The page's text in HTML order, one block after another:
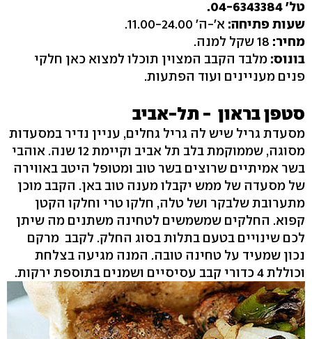
טל' 04-6343384.
שעות פתיחה: א'-ה' 11.00-24.00.
מחיר:
בונוס: מלבד הקבב המצוין תוכלו למצוא כאן חלקי
פנים מעניינים ועוד הפתעות.
סטפן בראון - תל-אביב
מסעדת גריל שיש לה גריל גחלים, עניין נדיר במסעדות
מסוגה, שממוקמת בלב תל אביב וקיימת 12 שנה. אוהבי
בשר אמיתיים שרוצים בשר טוב ומטופל היטב באווירה
של מסעדה של ממש יקבלו מענה טוב באן. הקבב מוכן
מתערובת שלבקר ושל טלה, חלקו טרי וחלקו הקטן
קפוא. החלקים שמשמשים לטחינה משתנים מה שיתן
לכם שינויים בטעם בתלות בסוג החלק. לקבב מרקם
נכון שמעיד על טחינה טובה. המנה מגיעה בצלחת
וכוללת 4 כדורי קבב עסיסיים ושמנים בתוספת ירקות.